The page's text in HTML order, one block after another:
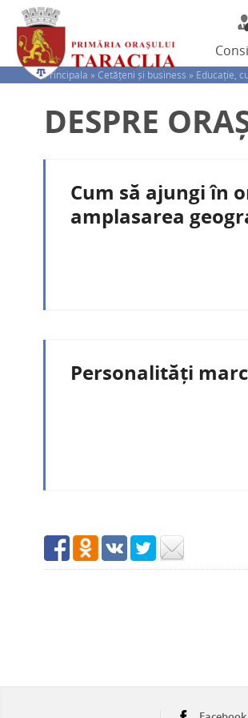
Principala » Cetățeni și business » Educație,
DESPRE
Cum să ajungi în
amplasarea
Personalități